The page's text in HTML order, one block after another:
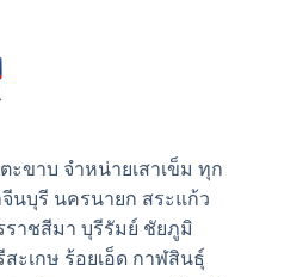
ะขาบ จำหน่ายเสาเข็ม ทุก
นบุรี นครนายก สระแก้ว
าชสีมา บุรีรัมย์ ชัยภูมิ
ะเกษ ร้อยเอ็ด กาฬสินธุ์